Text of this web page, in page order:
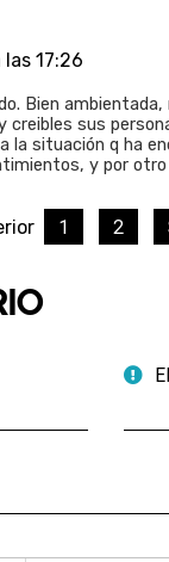
17:26
Bien
creibles sus
la situación q ha
y por
1 2